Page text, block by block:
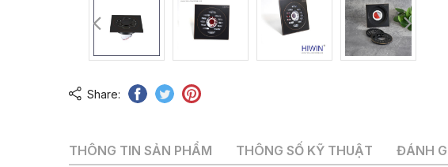
Share:
THÔNG TIN SẢN PHẨM THÔNG SỐ KỸ THUẬT ĐÁNH